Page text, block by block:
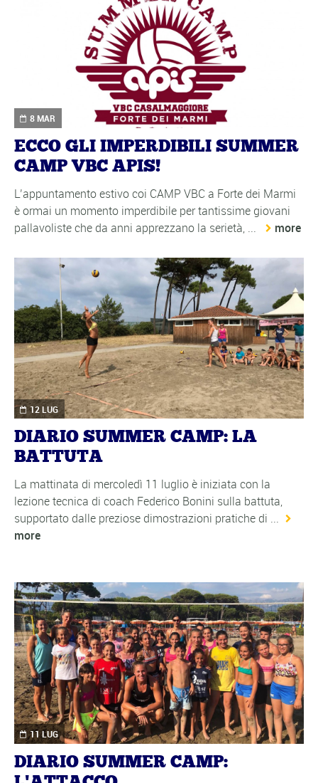
8 MAR
ECCO GLI IMPERDIBILI SUMMER
CAMP VBC APIS!
L’appuntamento estivo coi CAMP VBC a Forte dei Marmi
è ormai un momento imperdibile per tantissime giovani
pallavoliste che da anni apprezzano la serietà, ...
more
12 LUG
DIARIO SUMMER CAMP: LA
BATTUTA
La mattinata di mercoledì 11 luglio è iniziata con la
lezione tecnica di coach Federico Bonini sulla battuta,
supportato dalle preziose dimostrazioni pratiche di ...
more
11 LUG
DIARIO SUMMER CAMP: